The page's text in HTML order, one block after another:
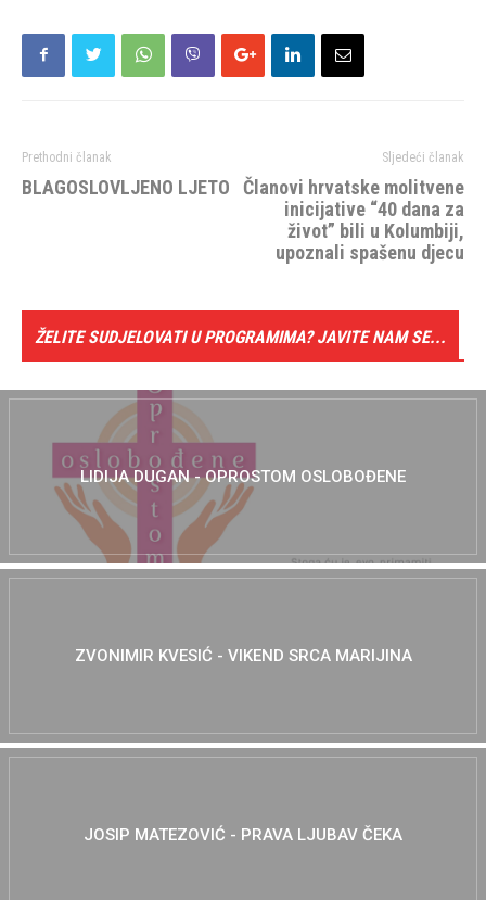
Prethodni članak
BLAGOSLOVLJENO LJETO
Sljedeći članak
Članovi hrvatske molitvene
inicijative “40 dana za
život” bili u Kolumbiji,
upoznali spašenu djecu
ŽELITE SUDJELOVATI U PROGRAMIMA? JAVITE NAM SE...
LIDIJA DUGAN - OPROSTOM OSLOBOĐENE
ZVONIMIR KVESIĆ - VIKEND SRCA MARIJINA
JOSIP MATEZOVIĆ - PRAVA LJUBAV ČEKA